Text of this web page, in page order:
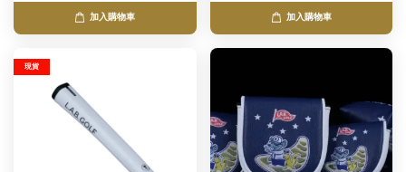
加入購物車 加入購物車
現貨